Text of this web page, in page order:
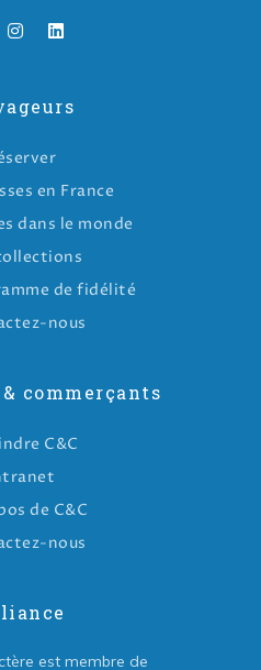
en France
dans le monde
de fidélité
nous
commerçants
C&C
de C&C
nous
est membre de